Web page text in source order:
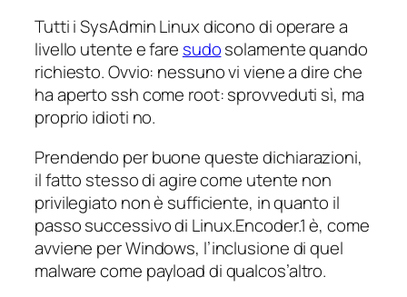
Tutti i SysAdmin Linux dicono di operare a
livello utente e fare sudosolamente quando
richiesto. Ovvio: nessuno vi viene a dire che
ha aperto ssh come root: sprovveduti sì, ma
proprio idioti no.
Prendendo per buone queste dichiarazioni,
il fatto stesso di agire come utente non
privilegiato non è sufficiente, in quanto il
passo successivo di Linux.Encoder.1 è, come
avviene per Windows, l’inclusione di quel
malware come payload di qualcos’altro.